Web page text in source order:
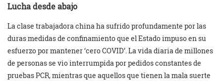
Lucha desde abajo
La clase trabajadora china ha sufrido profundamente por las
duras medidas de confinamiento que el Estado impuso en su
esfuerzo por mantener ‘cero COVID’. La vida diaria de millones
de personas se vio interrumpida por pedidos constantes de
pruebas PCR, mientras que aquellos que tienen la mala suerte